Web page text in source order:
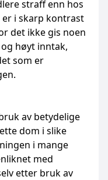
straff enn hos
i skarp kontrast
det ikke gis noen
høyt inntak,
som er
av betydelige
dom i slike
i mange
med
etter bruk av